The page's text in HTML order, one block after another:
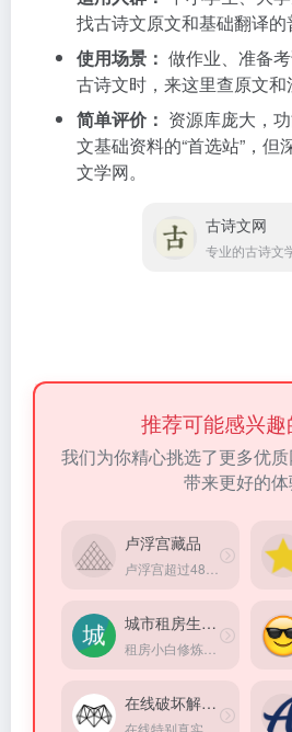
找古诗文原文和基础翻译的
使用场景： 做作业、准备
古诗文时，来这里查原文和
简单评价： 资源库庞大，
文基础资料的“首选站”，
文学网。
古诗文网
推荐可能感兴
我们为你精心挑选了更多优
带来更好的
卢浮宫藏品
城市租房生存指南
在线破坏解压器